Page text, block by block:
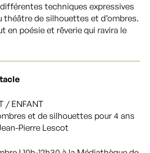
techniques expressives
théâtre de silhouettes et d’ombres.
en poésie et rêverie qui ravira le
/ ENFANT
et de silhouettes pour 4 ans
Pierre Lescot